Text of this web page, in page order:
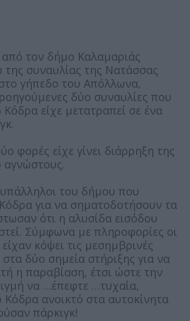
από τον δήμο Καλαμαριάς
της συναυλίας της Νατάσσας
γήπεδο του Απόλλωνα,
δύο συναυλίες που
Κόδρα είχε μετατραπεί σε ένα
φορές είχε γίνει διάρρηξη της
αγνώστους.
του δήμου που
για να σηματοδοτήσουν τα
ότι η αλυσίδα εισόδου
Σύμφωνα με πληροφορίες οι
κόψει τις μεσημβρινές
δύο σημεία στήριξης για να
η παραβίαση, έτσι ώστε την
να …έπεφτε …τυχαία,
ανοικτό στα αυτοκίνητα
πάρκιγκ!